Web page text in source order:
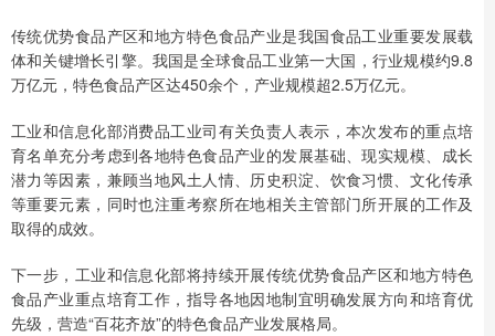
传统优势食品产区和地方特色食品产业是我国食品工业重要发展载
体和关键增长引擎。我国是全球食品工业第一大国，行业规模约9.8
万亿元，特色食品产区达450余个，产业规模超2.5万亿元。
工业和信息化部消费品工业司有关负责人表示，本次发布的重点培
育名单充分考虑到各地特色食品产业的发展基础、现实规模、成长
潜力等因素，兼顾当地风土人情、历史积淀、饮食习惯、文化传承
等重要元素，同时也注重考察所在地相关主管部门所开展的工作及
取得的成效。
下一步，工业和信息化部将持续开展传统优势食品产区和地方特色
食品产业重点培育工作，指导各地因地制宜明确发展方向和培育优
先级，营造“百花齐放”的特色食品产业发展格局。